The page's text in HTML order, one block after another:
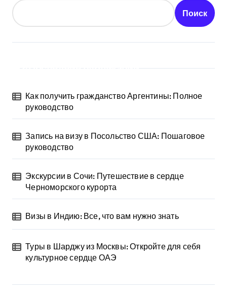
Поиск
Как получить гражданство Аргентины: Полное
руководство
Запись на визу в Посольство США: Пошаговое
руководство
Экскурсии в Сочи: Путешествие в сердце
Черноморского курорта
Визы в Индию: Все, что вам нужно знать
Туры в Шарджу из Москвы: Откройте для себя
культурное сердце ОАЭ